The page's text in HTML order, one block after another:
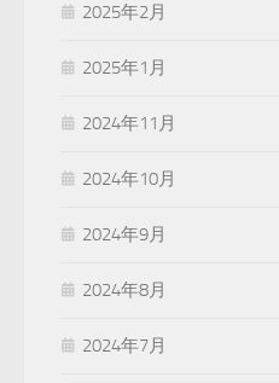
2025年2月
2025年1月
2024年11月
2024年10月
2024年9月
2024年8月
2024年7月